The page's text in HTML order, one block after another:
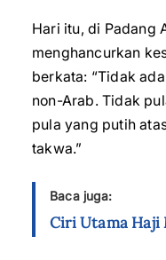
Hari itu, di Padang
menghancurkan
berkata: “Tidak
non-Arab. Tidak
pula yang putih
takwa.”
Baca juga:
Ciri Utama Haji